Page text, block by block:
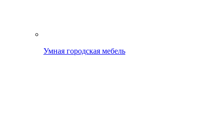
Умная городская мебель